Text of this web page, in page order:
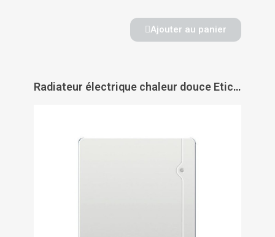
Ajouter au panier
Radiateur électrique chaleur douce Etic compact digital horizontal - INTUIS